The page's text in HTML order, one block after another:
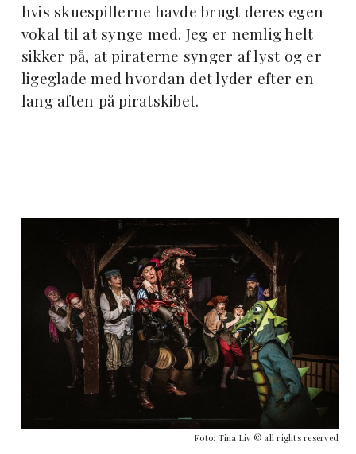
hvis skuespillerne havde brugt deres egen
vokal til at synge med. Jeg er nemlig helt
sikker på, at piraterne synger af lyst og er
ligeglade med hvordan det lyder efter en
lang aften på piratskibet.
Foto: Tina Liv © all rights reserved